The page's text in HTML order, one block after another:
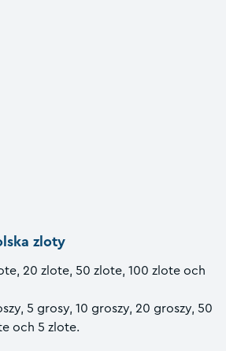
zloty
20 zlote, 50 zlote, 100 zlote och
5 grosy, 10 groszy, 20 groszy, 50
och 5 zlote.